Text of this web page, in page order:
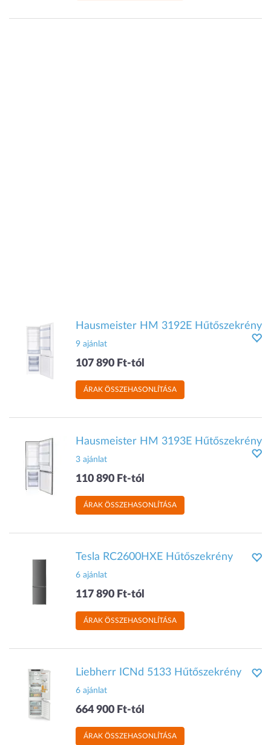
Hausmeister HM 3192E Hűtőszekrény
9 ajánlat
107 890 Ft-tól
ÁRAK ÖSSZEHASONLÍTÁSA
Hausmeister HM 3193E Hűtőszekrény
3 ajánlat
110 890 Ft-tól
ÁRAK ÖSSZEHASONLÍTÁSA
Tesla RC2600HXE Hűtőszekrény
6 ajánlat
117 890 Ft-tól
ÁRAK ÖSSZEHASONLÍTÁSA
Liebherr ICNd 5133 Hűtőszekrény
6 ajánlat
664 900 Ft-tól
ÁRAK ÖSSZEHASONLÍTÁSA